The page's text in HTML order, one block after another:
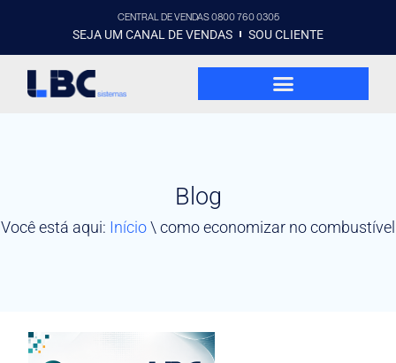
CENTRAL DE VENDAS 0800 760 0305
SEJA UM CANAL DE VENDAS SOU CLIENTE
Blog
Você está aqui: Início\ como economizar no combustível